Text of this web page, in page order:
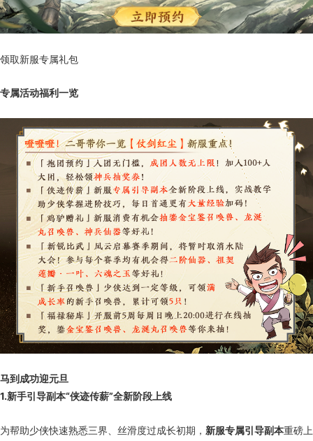
领取新服专属礼包
专属活动福利一览
马到成功迎元旦
1.新手引导副本“侠迹传薪”全新阶段上线
为帮助少侠快速熟悉三界、丝滑度过成长初期， 新服专属引导副本重磅上